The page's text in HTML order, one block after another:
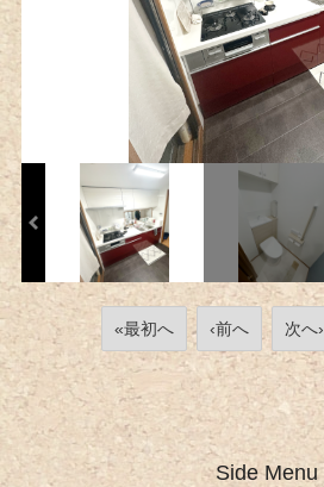
«最初へ ‹前へ 次へ›
Side Menu